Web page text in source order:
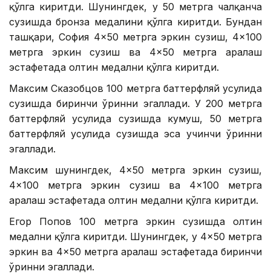
қўлга киритди. Шунингдек, у 50 метрга чалқанча
сузишда бронза медалини қўлга киритди. Бундан
ташқари, София 4×50 метрга эркин сузиш, 4×100
метрга эркин сузиш ва 4×50 метрга аралаш
эстафетада олтин медални қўлга киритди.
Максим Сказобцов 100 метрга баттерфляй усулида
сузишда биринчи ўринни эгаллади. У 200 метрга
баттерфляй усулида сузишда кумуш, 50 метрга
баттерфляй усулида сузишда эса учинчи ўринни
эгаллади.
Максим шунингдек, 4×50 метрга эркин сузиш,
4×100 метрга эркин сузиш ва 4×100 метрга
аралаш эстафетада олтин медални қўлга киритди.
Егор Попов 100 метрга эркин сузишда олтин
медални қўлга киритди. Шунингдек, у 4×50 метрга
эркин ва 4×50 метрга аралаш эстафетада биринчи
ўринни эгаллади.